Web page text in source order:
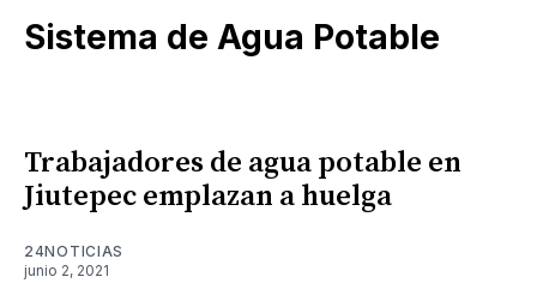
Sistema de Agua Potable
Trabajadores de agua potable en
Jiutepec emplazan a huelga
24NOTICIAS
junio 2, 2021